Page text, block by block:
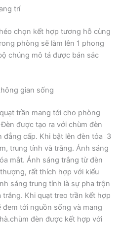
trí
chọn kết hợp tương hỗ cùng
phòng sẽ làm lên 1 phong
chúng mô tả được bản sắc
gian sống
trần mang tới cho phòng
được tạo ra với chùm đèn
đẳng cấp. Khi bật lên đèn tỏa 3
trung tính và trắng. Ánh sáng
mắt. Ánh sáng trắng từ đèn
rất thích hợp với kiểu
sáng trung tính là sự pha trộn
Khi quạt treo trần kết hợp
tới nguồn sống và mang
đèn được kết hợp với